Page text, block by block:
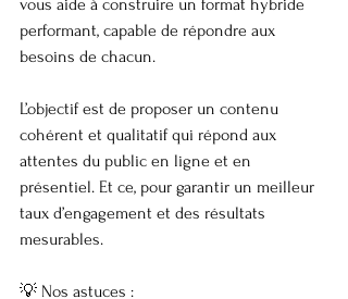
vous aide à construire un format hybride
performant, capable de répondre aux
besoins de chacun.
L’objectif est de proposer un contenu
cohérent et qualitatif qui répond aux
attentes du public en ligne et en
présentiel. Et ce, pour garantir un meilleur
taux d’engagement et des résultats
mesurables.
💡 Nos astuces :